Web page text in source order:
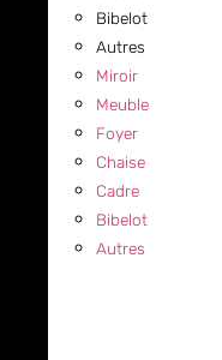
Bibelot
Autres
Miroir
Meuble
Foyer
Chaise
Cadre
Bibelot
Autres